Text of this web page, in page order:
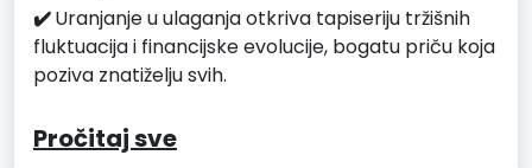
✔️Uranjanje u ulaganja otkriva tapiseriju tržišnih
fluktuacija i financijske evolucije, bogatu priču koja
poziva znatiželju svih.
Pročitaj sve